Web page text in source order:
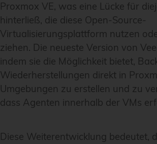
Proxmox VE, was eine Lücke für
hinterließ, die diese Open-Source-
Virtualisierungsplattform nutzen
ziehen. Die neueste Version von
indem sie die Möglichkeit bietet,
Wiederherstellungen direkt in
Umgebungen zu erstellen und zu
dass Agenten innerhalb der VMs
Diese Weiterentwicklung bedeutet,